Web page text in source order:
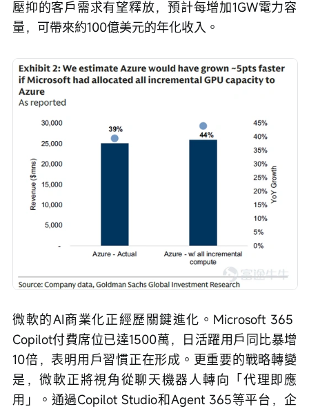
壓抑的客戶需求有望釋放，預計每增加1GW電力容
量，可帶來約100億美元的年化收入。
微軟的AI商業化正經歷關鍵進化。Microsoft 365
Copilot付費席位已達1500萬，日活躍用戶同比暴增
10倍，表明用戶習慣正在形成。更重要的戰略轉變
是，微軟正將視角從聊天機器人轉向「代理即應
用」。通過Copilot Studio和Agent 365等平台，企